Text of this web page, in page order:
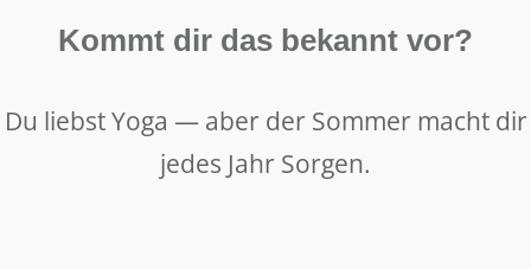
Kommt dir das bekannt vor?
Du liebst Yoga — aber der Sommer macht dir
jedes Jahr Sorgen.